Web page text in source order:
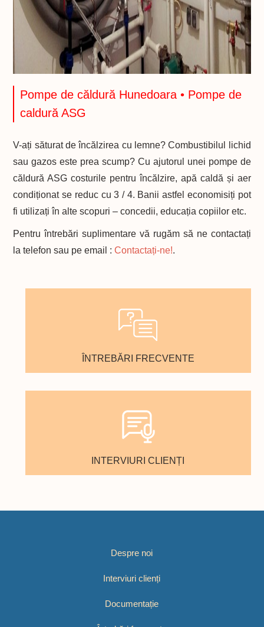
Pompe de căldură Hunedoara • Pompe de
caldură ASG
V-ați săturat de încălzirea cu lemne? Combustibilul lichid
sau gazos este prea scump? Cu ajutorul unei pompe de
căldură ASG costurile pentru încălzire, apă caldă și aer
condiționat se reduc cu 3 / 4. Banii astfel economisiți pot
fi utilizați în alte scopuri – concedii, educația copiilor etc.
Pentru întrebări suplimentare vă rugăm să ne contactați
la telefon sau pe email :Contactați-ne!.
ÎNTREBĂRI FRECVENTE
INTERVIURI CLIENȚI
Despre noi
Interviuri clienți
Documentație